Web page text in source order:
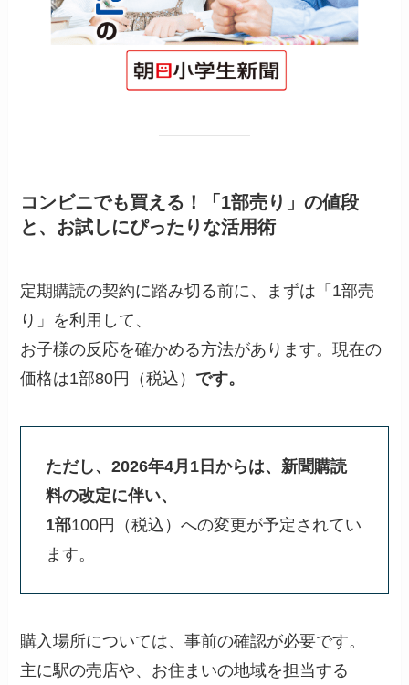
コンビニでも買える！「1部売り」の値段
と、お試しにぴったりな活用術
定期購読の契約に踏み切る前に、まずは「1部売
り」を利用して、
お子様の反応を確かめる方法があります。現在の
価格は1部80円（税込） です。
ただし、2026年4月1日からは、新聞購読
料の改定に伴い、
1部100円（税込）への変更が予定されてい
ます。
購入場所については、事前の確認が必要です。
主に駅の売店や、お住まいの地域を担当する